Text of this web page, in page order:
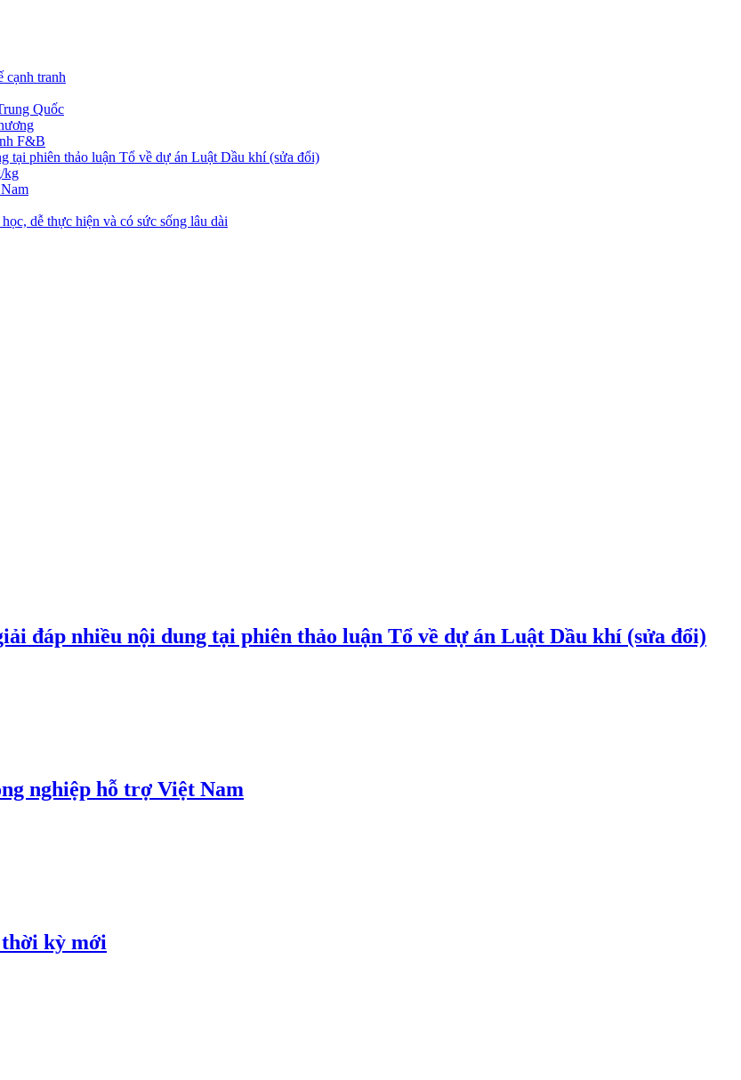
cạnh tranh
Quốc
F&B
phiên thảo luận Tổ về dự án Luật Dầu khí (sửa đổi)
kg
dễ thực hiện và có sức sống lâu dài
đáp nhiều nội dung tại phiên thảo luận Tổ về dự án Luật Dầu khí (sửa đổi)
nghiệp hỗ trợ Việt Nam
kỳ mới